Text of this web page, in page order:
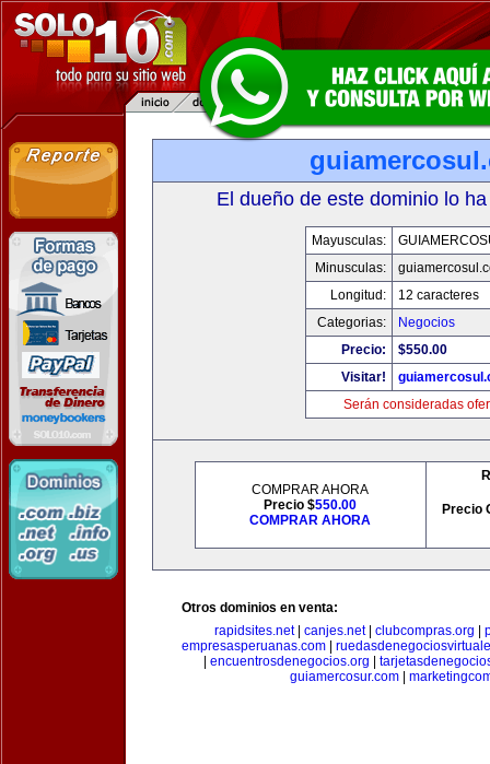
El dueño de este dominio lo
Mayusculas:
Minusculas:
Longitud:
12 caracteres
Categorias:
Negocios
Precio:
$550.00
Visitar!
Serán consideradas
COMPRAR AHORA
Precio $550.00
COMPRAR AHORA
Precio
Otros dominios en venta:
rapidsites.net| canjes.net| clubcompras.org
empresasperuanas.com
encuentrosdenegocios.org
guiamercosur.com